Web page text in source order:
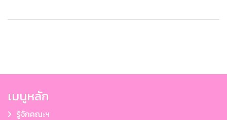
เมนูหลัก
รู้จักคณะฯ